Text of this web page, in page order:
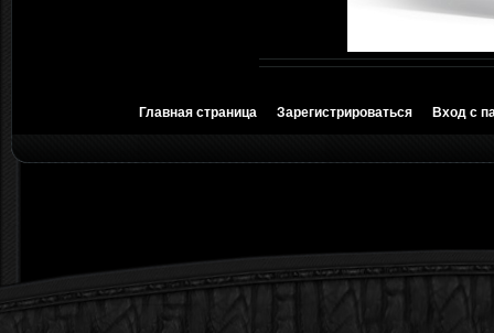
Главная страница Зарегистрироваться Вход с